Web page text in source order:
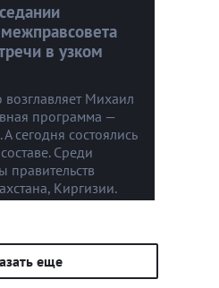
в узком
Михаил
программа —
А сегодня состоялись
Среди
правительств
Киргизии.
еще